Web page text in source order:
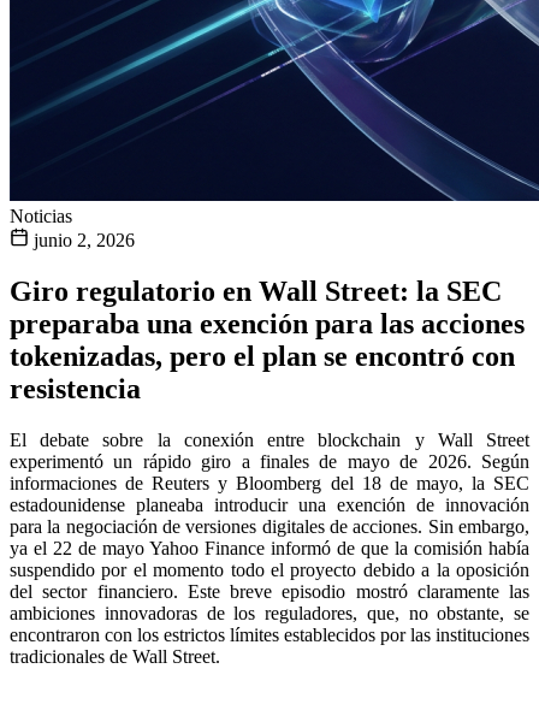
Noticias
junio 2, 2026
Giro regulatorio en Wall Street: la SEC
preparaba una exención para las acciones
tokenizadas, pero el plan se encontró con
resistencia
El debate sobre la conexión entre blockchain y Wall Street
experimentó un rápido giro a finales de mayo de 2026. Según
informaciones de Reuters y Bloomberg del 18 de mayo, la SEC
estadounidense planeaba introducir una exención de innovación
para la negociación de versiones digitales de acciones. Sin embargo,
ya el 22 de mayo Yahoo Finance informó de que la comisión había
suspendido por el momento todo el proyecto debido a la oposición
del sector financiero. Este breve episodio mostró claramente las
ambiciones innovadoras de los reguladores, que, no obstante, se
encontraron con los estrictos límites establecidos por las instituciones
tradicionales de Wall Street.